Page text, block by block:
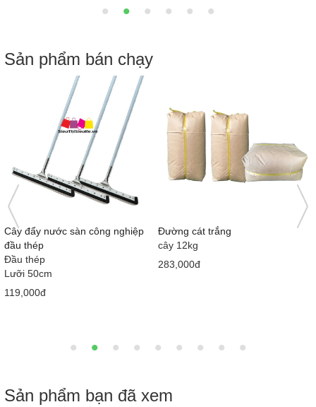
Sản phẩm bán chạy
Cây đẩy nước sàn công nghiệp
đầu thép
Đầu thép
Lưỡi 50cm
119,000đ
Đường cát trắng
cây 12kg
283,000đ
Sản phẩm bạn đã xem